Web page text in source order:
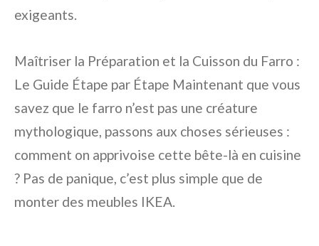
exigeants.
Maîtriser la Préparation et la Cuisson du Farro :
Le Guide Étape par Étape Maintenant que vous
savez que le farro n’est pas une créature
mythologique, passons aux choses sérieuses :
comment on apprivoise cette bête-là en cuisine
? Pas de panique, c’est plus simple que de
monter des meubles IKEA.